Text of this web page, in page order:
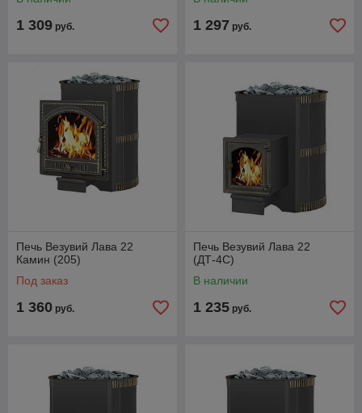
1 309 руб. 1 297 руб.
Печь Везувий Лава 22
Камин (205)
Под заказ
1 360 руб.
Печь Везувий Лава 22
(ДТ-4С)
В наличии
1 235 руб.